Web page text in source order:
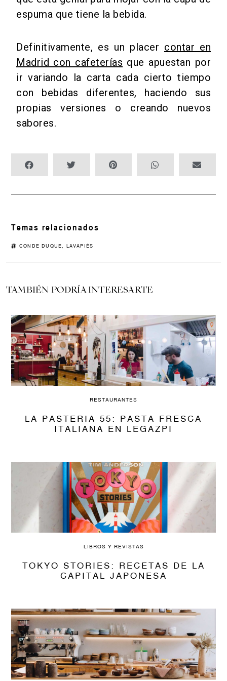
espuma que tiene la bebida.
Definitivamente, es un placer contar en
Madrid con cafeterías que apuestan por
ir variando la carta cada cierto tiempo
con bebidas diferentes, haciendo sus
propias versiones o creando nuevos
sabores.
Temas relacionados
CONDE DUQUE, LAVAPIÉS
TAMBIÉN PODRÍA INTERESARTE
RESTAURANTES
LA PASTERIA 55: PASTA FRESCA
ITALIANA EN LEGAZPI
LIBROS Y REVISTAS
TOKYO STORIES: RECETAS DE LA
CAPITAL JAPONESA